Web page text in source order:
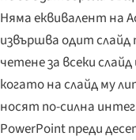
Няма еквивалент на
извършва одит слайд
четене за всеки
когато на слайд му
носят по-силна
PowerPoint преди